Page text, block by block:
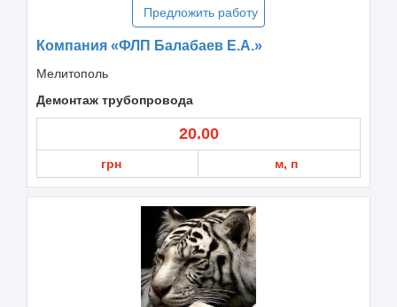
Предложить работу
Компания «ФЛП Балабаев Е.А.»
Мелитополь
Демонтаж трубопровода
20.00
грн м, п